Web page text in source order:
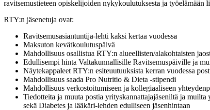
ravitsemustieteen opiskelijoiden nykykoulutuksesta ja
RTY:n jäsenetuja ovat:
Ravitsemusasiantuntija-lehti kaksi kertaa vuodessa
Maksuton kevätkoulutuspäivä
Mahdollisuus osallistua RTY:n alueellisten/alakohtaisten
Edullisempi hinta Valtakunnallisille Ravitsemuspäiville ja
Näytekappaleet RTY:n esiteuutuuksista kerran vuodessa
Mahdollisuus saada Pro Nutritio & Dieta -stipendi
Mahdollisuus verkostoitumiseen ja kollegiaaliseen
Tiedotteita ja muuta postia yrityskannattajajäseniltä ja
sekä Diabetes ja lääkäri-lehden edulliseen jäsenhintaan